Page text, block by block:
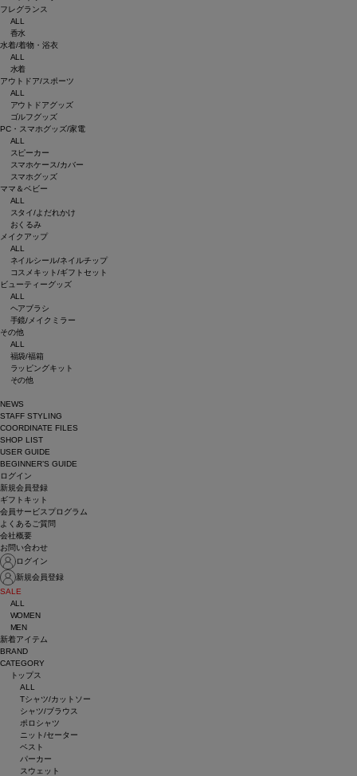
フレグランス
ALL
香水
水着/着物・浴衣
ALL
水着
アウトドア/スポーツ
ALL
アウトドアグッズ
ゴルフグッズ
PC・スマホグッズ/家電
ALL
スピーカー
スマホケース/カバー
スマホグッズ
ママ＆ベビー
ALL
スタイ/よだれかけ
おくるみ
メイクアップ
ALL
ネイルシール/ネイルチップ
コスメキット/ギフトセット
ビューティーグッズ
ALL
ヘアブラシ
手鏡/メイクミラー
その他
ALL
福袋/福箱
ラッピングキット
その他
NEWS
STAFF STYLING
COORDINATE FILES
SHOP LIST
USER GUIDE
BEGINNER’S GUIDE
ログイン
新規会員登録
ギフトキット
会員サービスプログラム
よくあるご質問
会社概要
お問い合わせ
ログイン
新規会員登録
SALE
ALL
WOMEN
MEN
新着アイテム
BRAND
CATEGORY
トップス
ALL
Tシャツ/カットソー
シャツ/ブラウス
ポロシャツ
ニット/セーター
ベスト
パーカー
スウェット